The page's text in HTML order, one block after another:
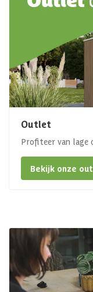
Outlet
Profiteer van lage
Bekijk onze